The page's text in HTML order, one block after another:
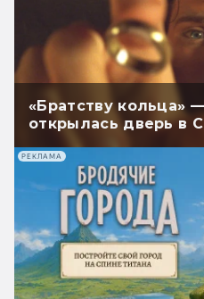
«Братству кольца»
открылась дверь в
РЕКЛАМА